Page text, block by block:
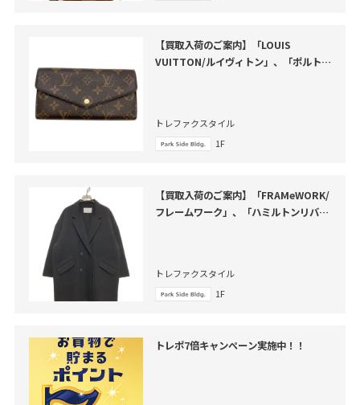
【買取入荷のご案内】「LOUIS
VUITTON/ルイヴィトン」、「ポルトフ
トレファクスタイル
1F
【買取入荷のご案内】「FRAMeWORK/
フレームワーク」、「ハミルトンリバー
トレファクスタイル
1F
トレポ7倍キャンペーン実施中！！